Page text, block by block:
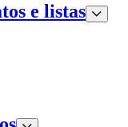
e listas